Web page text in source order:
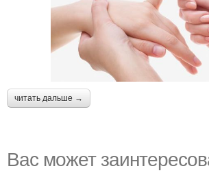
читать дальше →
Вас может